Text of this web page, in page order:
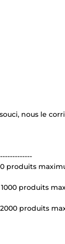
nous le
produits
produits
produits